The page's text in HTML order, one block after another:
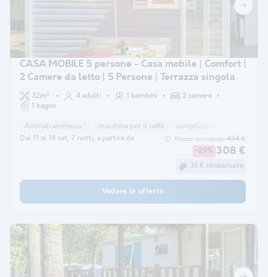
CASA MOBILE 5 persone - Casa mobile | Comfort |
2 Camere da letto | 5 Persone | Terrazza singola
32m² 4 adulti 1 bambini
2 camere
1 bagno
Animali ammessi * macchina per il caffè congelatore
Dal 11 al 18 set, 7 notti, a partire da Prezzo consigliato:434 €
-29% 308 €
31 € rimborsato
Vedere le offerte